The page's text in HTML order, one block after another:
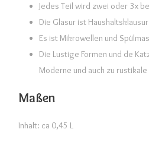
Jedes Teil wird zwei oder 3x
Die Glasur ist
Es ist Mikrowellen und
Die Lustige Formen und de
Moderne und auch zu rustikale
Maßen
Inhalt: ca 0,45 L